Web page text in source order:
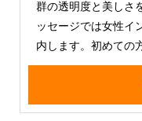
群の透明度と美しさ
ッセージでは女性イ
内します。初めての